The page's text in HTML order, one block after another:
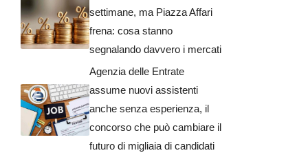
settimane, ma Piazza Affari
frena: cosa stanno
segnalando davvero i mercati
Agenzia delle Entrate
assume nuovi assistenti
anche senza esperienza, il
concorso che può cambiare il
futuro di migliaia di candidati